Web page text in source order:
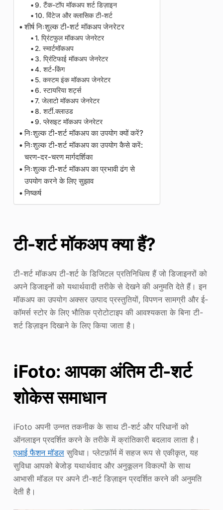
9. टैंक-टॉप मॉकअप शर्ट डिज़ाइन
10. विंटेज और क्लासिक टी-शर्ट
शीर्ष निःशुल्क टी-शर्ट मॉकअप जेनरेटर
1. प्रिंटफुल मॉकअप जेनरेटर
2. स्मार्टमॉकअप
3. प्रिंटिफाई मॉकअप जेनरेटर
4. शर्ट-किंग
5. कस्टम इंक मॉकअप जेनरेटर
6. स्टायरिया शर्ट्स
7. जेलाटो मॉकअप जेनरेटर
8. शर्टी.क्लाउड
9. प्लेसइट मॉकअप जेनरेटर
निःशुल्क टी-शर्ट मॉकअप का उपयोग क्यों करें?
निःशुल्क टी-शर्ट मॉकअप का उपयोग कैसे करें:
चरण-दर-चरण मार्गदर्शिका
निःशुल्क टी-शर्ट मॉकअप का प्रभावी ढंग से
उपयोग करने के लिए सुझाव
निष्कर्ष
टी-शर्ट मॉकअप क्या हैं?
टी-शर्ट मॉकअप टी-शर्ट के डिजिटल प्रतिनिधित्व हैं जो डिजाइनरों को
अपने डिजाइनों को यथार्थवादी तरीके से देखने की अनुमति देते हैं। इन
मॉकअप का उपयोग अक्सर उत्पाद प्रस्तुतियों, विपणन सामग्री और ई-
कॉमर्स स्टोर के लिए भौतिक प्रोटोटाइप की आवश्यकता के बिना टी-
शर्ट डिज़ाइन दिखाने के लिए किया जाता है।
iFoto: आपका अंतिम टी-शर्ट
शोकेस समाधान
iFoto अपनी उन्नत तकनीक के साथ टी-शर्ट और परिधानों को
ऑनलाइन प्रदर्शित करने के तरीके में क्रांतिकारी बदलाव लाता है।
एआई फैशन मॉडलसुविधा। प्लेटफ़ॉर्म में सहज रूप से एकीकृत, यह
सुविधा आपको बेजोड़ यथार्थवाद और अनुकूलन विकल्पों के साथ
आभासी मॉडल पर अपने टी-शर्ट डिज़ाइन प्रदर्शित करने की अनुमति
देती है।